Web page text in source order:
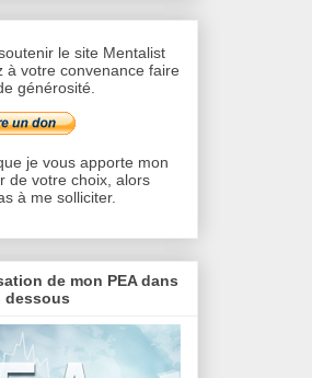
le site Mentalist
à votre convenance faire
générosité.
je vous apporte mon
de votre choix, alors
à me solliciter.
de mon PEA dans
dessous